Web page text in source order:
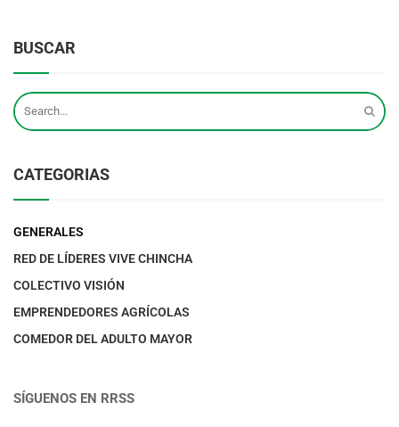
BUSCAR
CATEGORIAS
GENERALES
RED DE LÍDERES VIVE CHINCHA
COLECTIVO VISIÓN
EMPRENDEDORES AGRÍCOLAS
COMEDOR DEL ADULTO MAYOR
SÍGUENOS EN RRSS